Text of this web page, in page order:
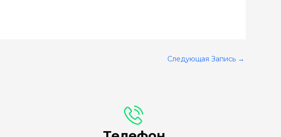
Следующая Запись →